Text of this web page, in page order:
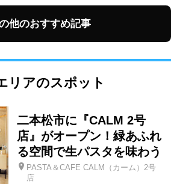
他のおすすめ記事
リアのスポット
二本松市に『CALM 2号
店』がオープン！緑あふれ
る空間で生パスタを味わう
PASTA＆CAFE CALM（カーム）2号
店